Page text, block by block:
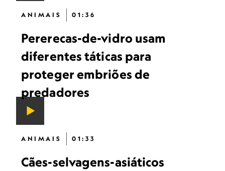
ANIMAIS 01:36
Pererecas-de-vidro usam
diferentes táticas para
proteger embriões de
predadores
ANIMAIS 01:33
Cães-selvagens-asiáticos